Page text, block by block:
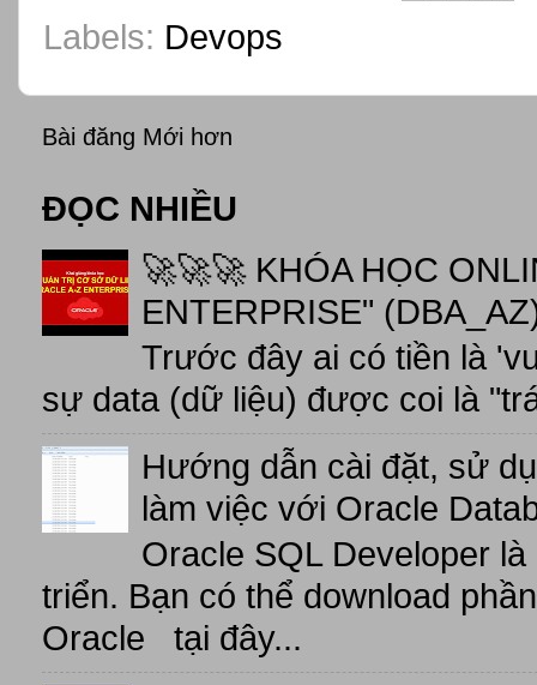
Labels: Devops
Bài đăng Mới hơn
ĐỌC NHIỀU
🚀🚀🚀 KHÓA HỌC
ENTERPRISE"
Trước đây ai có tiền là
sự data (dữ liệu) được coi là
Hướng dẫn cài đặt, sử
làm việc với Oracle
Oracle SQL Developer
triển. Bạn có thể download
Oracle tại đây...